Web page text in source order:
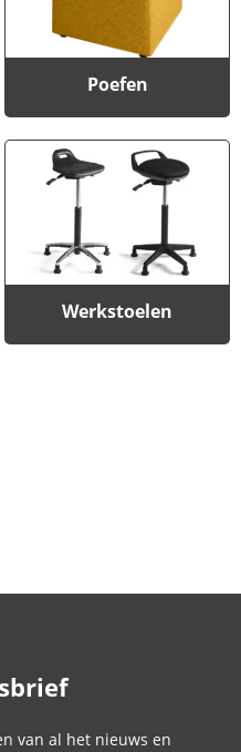
Poefen
Werkstoelen
van al het nieuws en